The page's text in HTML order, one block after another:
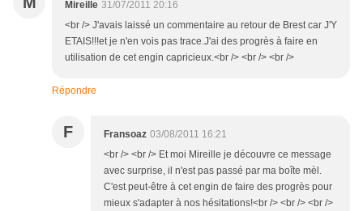
Mireille 31/07/2011 20:16
<br /> J'avais laissé un commentaire au retour de Brest car J'Y
ETAIS!!!et je n'en vois pas trace.J'ai des progrès à faire en
utilisation de cet engin capricieux.<br /> <br /> <br />
Répondre
F Fransoaz 03/08/2011 16:21
<br /> <br /> Et moi Mireille je découvre ce message
avec surprise, il n'est pas passé par ma boîte mèl.
C'est peut-être à cet engin de faire des progrès pour
mieux s'adapter à nos hésitations!<br /> <br /> <br />